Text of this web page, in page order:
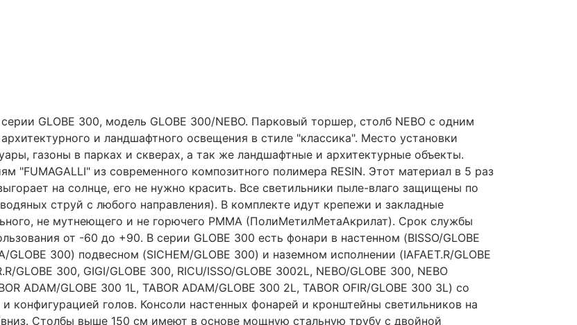
GLOBE 300, модель GLOBE 300/NEBO. Парковый торшер, столб NEBO с одним
и ландшафтного освещения в стиле "классика". Место установки
газоны в парках и скверах, а так же ландшафтные и архитектурные объекты.
"FUMAGALLI" из современного композитного полимера RESIN. Этот материал в 5 раз
на солнце, его не нужно красить. Все светильники пыле-влаго защищены по
струй с любого направления). В комплекте идут крепежи и закладные
не мутнеющего и не горючего PMMA (ПолиМетилМетаАкрилат). Срок службы
от -60 до +90. В серии GLOBE 300 есть фонари в настенном (BISSO/GLOBE
GLOBE 300) подвесном (SICHEM/GLOBE 300) и наземном исполнении (IAFAET.R/GLOBE
GLOBE 300, GIGI/GLOBE 300, RICU/ISSO/GLOBE 3002L, NEBO/GLOBE 300, NEBO
ADAM/GLOBE 300 1L, TABOR ADAM/GLOBE 300 2L, TABOR OFIR/GLOBE 300 3L) со
конфигурацией голов. Консоли настенных фонарей и кронштейны светильников на
вниз. Столбы выше 150 см имеют в основе мощную стальную трубу с двойной